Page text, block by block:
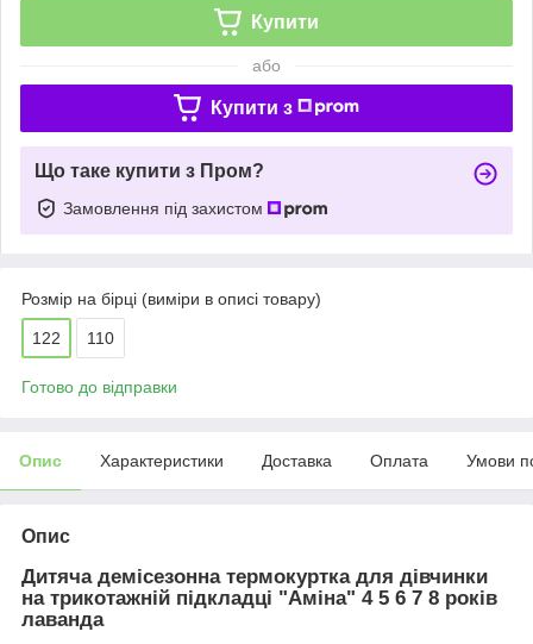
Купити
або
Купити з
Що таке купити з Пром?
Замовлення під захистом
Розмір на бірці (виміри в описі товару)
122 110
Готово до відправки
Опис Характеристики Доставка Оплата Умови
Опис
Дитяча демісезонна термокуртка для дівчинки
на трикотажній підкладці "Аміна" 4 5 6 7 8 років
лаванда